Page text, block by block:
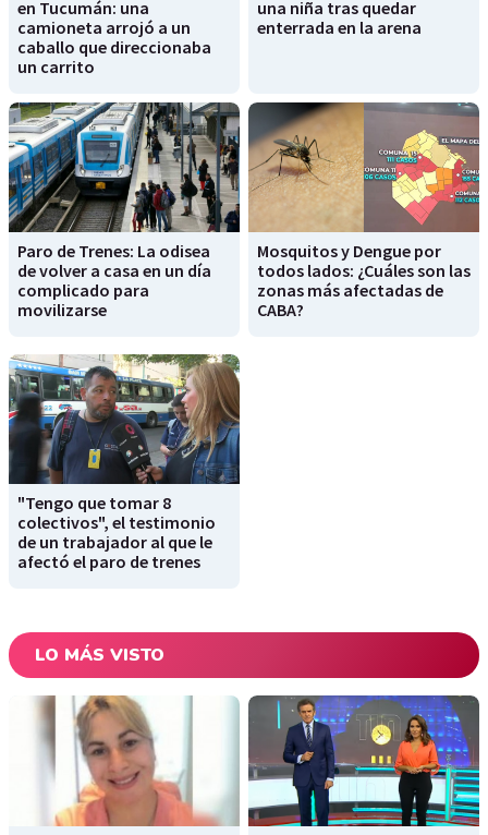
en Tucumán: una
camioneta arrojó a un
caballo que direccionaba
un carrito
una niña tras quedar
enterrada en la arena
Paro de Trenes: La odisea
de volver a casa en un día
complicado para
movilizarse
Mosquitos y Dengue por
todos lados: ¿Cuáles son las
zonas más afectadas de
CABA?
"Tengo que tomar 8
colectivos", el testimonio
de un trabajador al que le
afectó el paro de trenes
LO MÁS VISTO